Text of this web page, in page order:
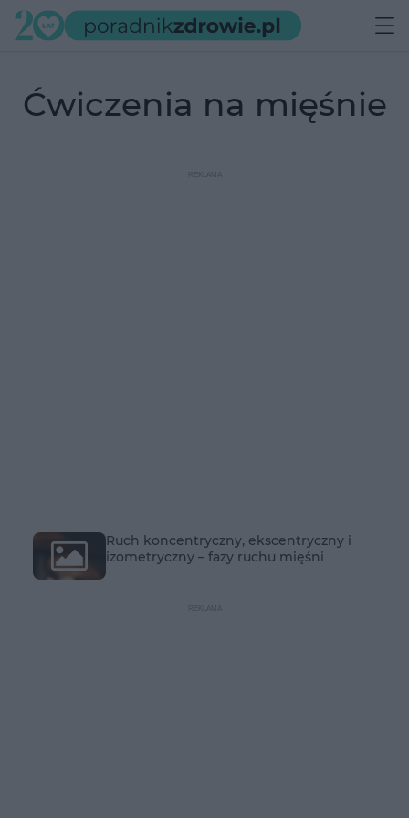
ćwiczenia na mięśnie
Ruch koncentryczny, ekscentryczny i
izometryczny – fazy ruchu mięśni